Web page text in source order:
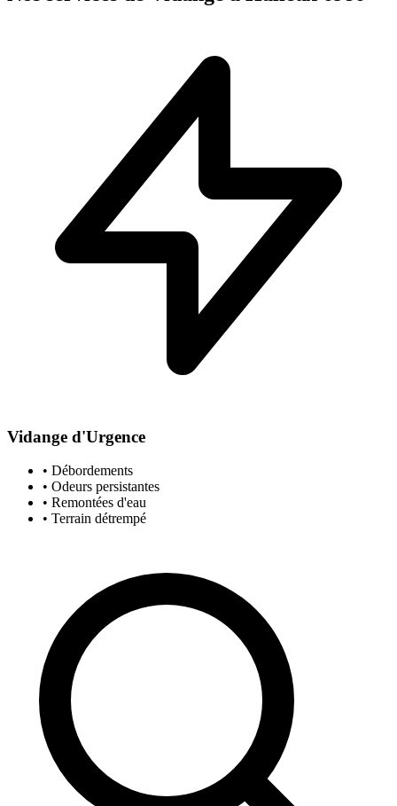
Vidange d'Urgence
• Débordements
• Odeurs persistantes
• Remontées d'eau
• Terrain détrempé